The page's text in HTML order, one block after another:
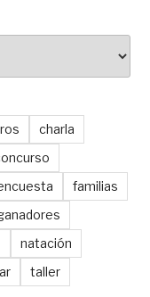
charla
familias
natación
taller